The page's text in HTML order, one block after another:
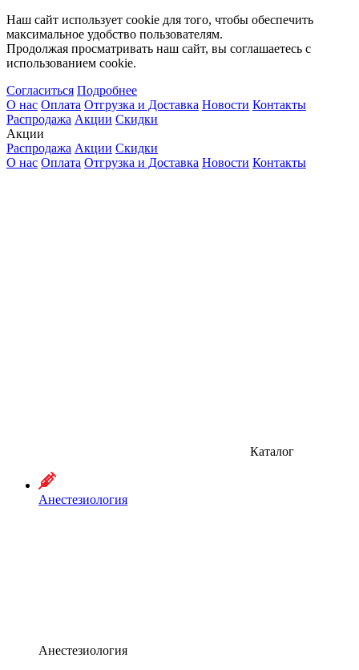
Наш сайт использует cookie для того, чтобы обеспечить
максимальное удобство пользователям.
Продолжая просматривать наш сайт, вы соглашаетесь с
использованием cookie.
Согласиться Подробнее
О нас Оплата Отгрузка и Доставка Новости Контакты
Распродажа Акции Скидки
Акции
Распродажа Акции Скидки
О нас Оплата Отгрузка и Доставка Новости Контакты
Каталог
Анестезиология
Анестезиология